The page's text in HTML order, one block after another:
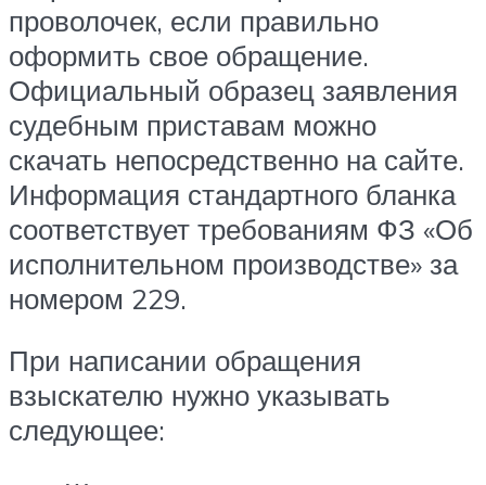
проволочек, если правильно
оформить свое обращение.
Официальный образец заявления
судебным приставам можно
скачать непосредственно на сайте.
Информация стандартного бланка
соответствует требованиям ФЗ «Об
исполнительном производстве» за
номером 229.
При написании обращения
взыскателю нужно указывать
следующее: